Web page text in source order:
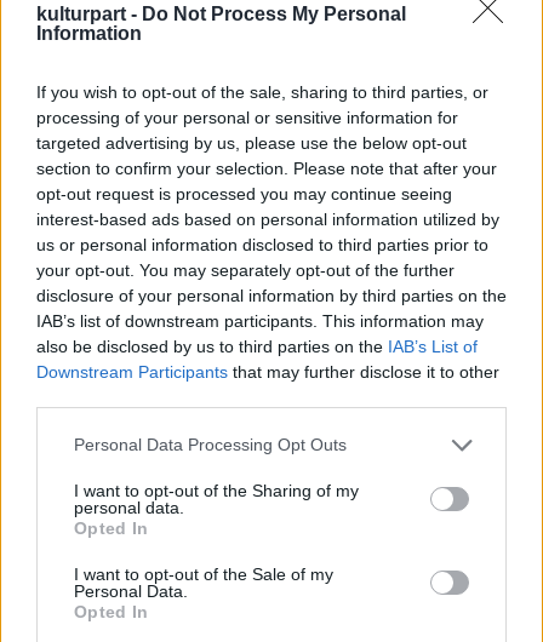
kulturpart - Do Not Process My Personal
Information
If you wish to opt-out of the sale, sharing to third parties, or
processing of your personal or sensitive information for
targeted advertising by us, please use the below opt-out
section to confirm your selection. Please note that after your
opt-out request is processed you may continue seeing
interest-based ads based on personal information utilized by
us or personal information disclosed to third parties prior to
your opt-out. You may separately opt-out of the further
disclosure of your personal information by third parties on the
IAB’s list of downstream participants. This information may
also be disclosed by us to third parties on the IAB’s List of
Downstream Participants that may further disclose it to other
Please note that this website/app uses one or more Google
not limited to your visit or usage behaviour. You may click to
grant or deny consent to Google and its third-party tags to
use your data for below specified purposes in below Google
consent section.
Personal Data Processing Opt Outs
I want to opt-out of the Sharing of my
personal data.
Opted In
I want to opt-out of the Sale of my
Personal Data.
Opted In
Nem egészen 7 nap alatt már 4,3 millió Ft gyűlt össze a VI.
Swimathon kampányon 9 civil kezdeményezés javára, és
még több, mint 3 hét van hátra az adománygyűjtésből!
tovább
Ünnepeld Európát a Szabadság téren!
2022. 04. 30.|Kultúrpart
Május 8-án, vasárnap az Európa-nap és a csatlakozásunk